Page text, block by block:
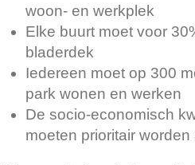
woon- en werkplek
Elke buurt moet voor
bladerdek
Iedereen moet op 300
park wonen en werken
De socio-economisch
moeten prioritair